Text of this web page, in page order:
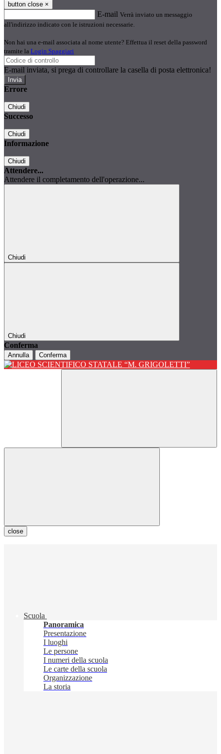
button close ×
E-mail Verrà inviato un messaggio
all'indirizzo indicato con le istruzioni necessarie.
Non hai una e-mail associata al nome utente? Effettua il reset della password
tramite la Login Spaggiari
E-mail inviata, si prega di controllare la casella di posta elettronica!
Errore
Chiudi
Successo
Chiudi
Informazione
Chiudi
Attendere...
Attendere il completamento dell'operazione...
Chiudi
Chiudi
Conferma
Annulla Conferma
close
Scuola
Panoramica
Presentazione
I luoghi
Le persone
I numeri della scuola
Le carte della scuola
Organizzazione
La storia